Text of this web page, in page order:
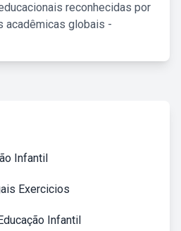
reconhecidas por
acadêmicas globais -
Infantil
Exercicios
Infantil